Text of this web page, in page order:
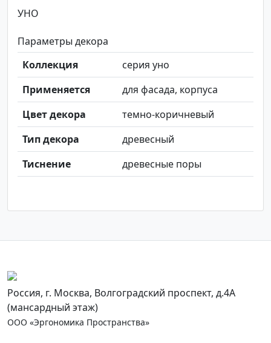
УНО
Параметры декора
Коллекция
серия уно
Применяется
для фасада, корпуса
Цвет декора
темно-коричневый
Тип декора
древесный
Тиснение
древесные поры
Россия, г. Москва, Волгоградский проспект, д.4А
(мансардный этаж)
ООО «Эргономика Пространства»